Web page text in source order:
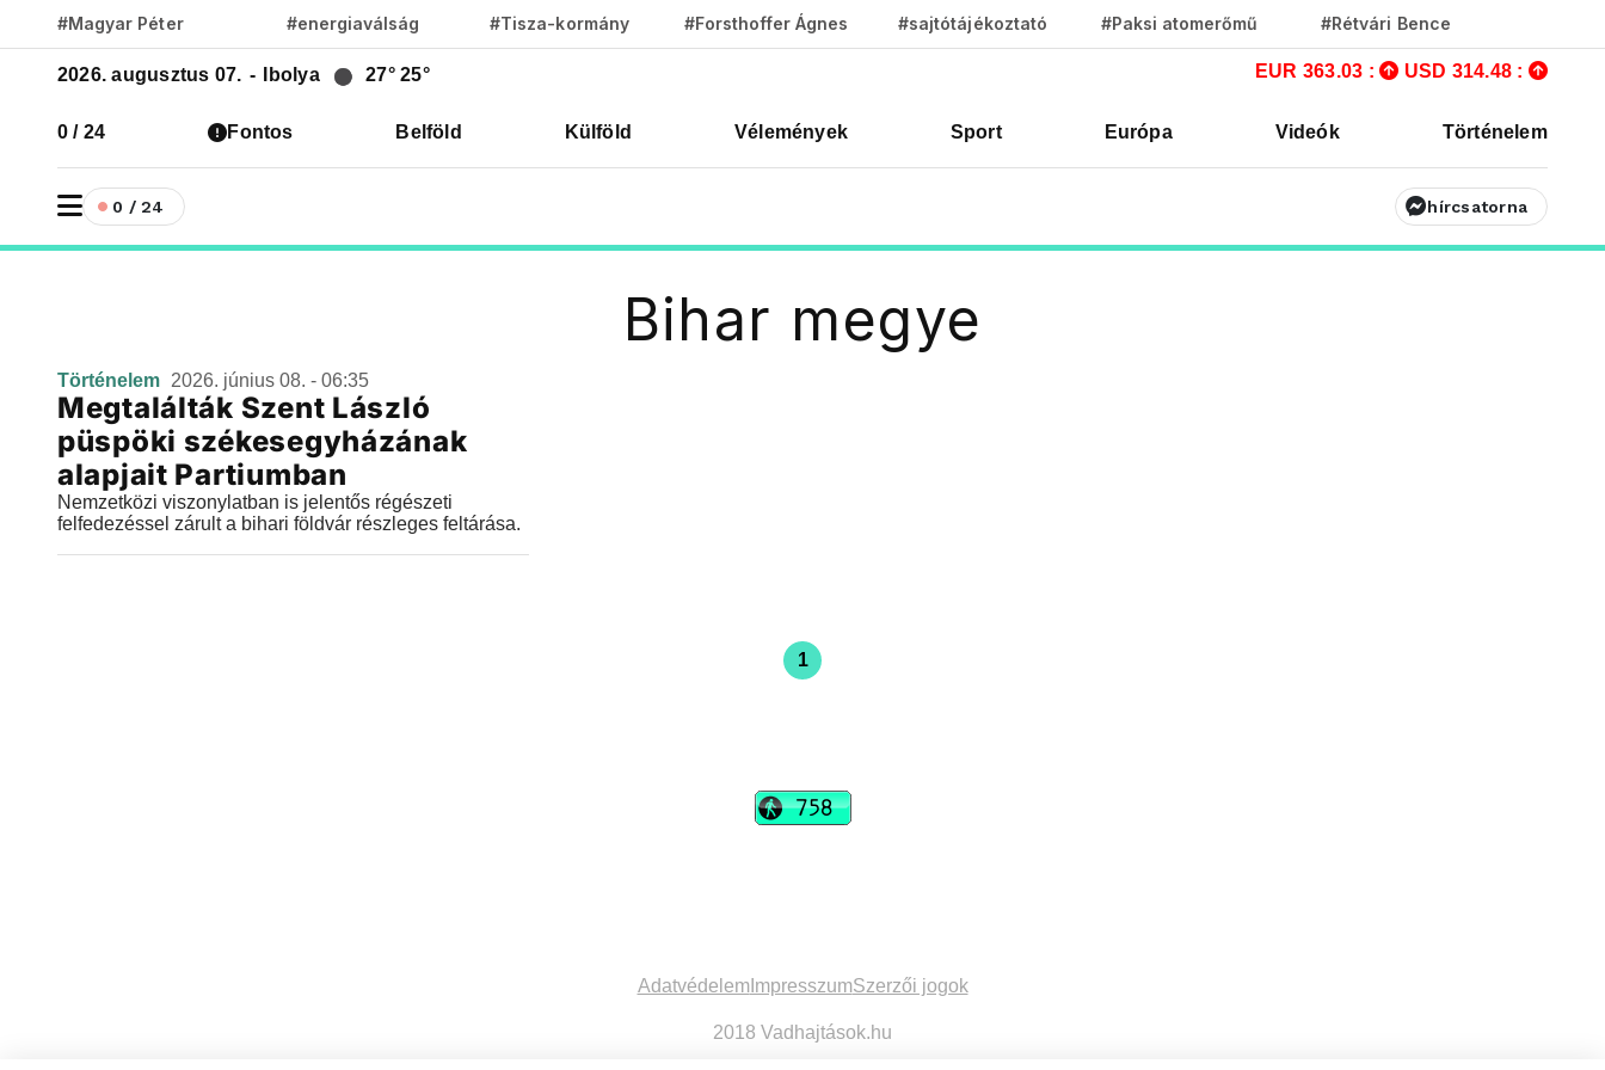
#Magyar Péter #energiaválság #Tisza-kormány #Forsthoffer Ágnes #sajtótájékoztató #Paksi atomerőmű #Rétvári Bence
2026. augusztus 07. - Ibolya 27° 25° EUR 363.03 : USD 314.48 :
0 / 24 Fontos Belföld Külföld Vélemények Sport Európa Videók Történelem
0 / 24 hírcsatorna
Bihar megye
Történelem 2026. június 08. - 06:35
Megtalálták Szent László
püspöki székesegyházának
alapjait Partiumban
Nemzetközi viszonylatban is jelentős régészeti
felfedezéssel zárult a bihari földvár részleges feltárása.
1
AdatvédelemImpresszumSzerzői jogok
2018 Vadhajtások.hu